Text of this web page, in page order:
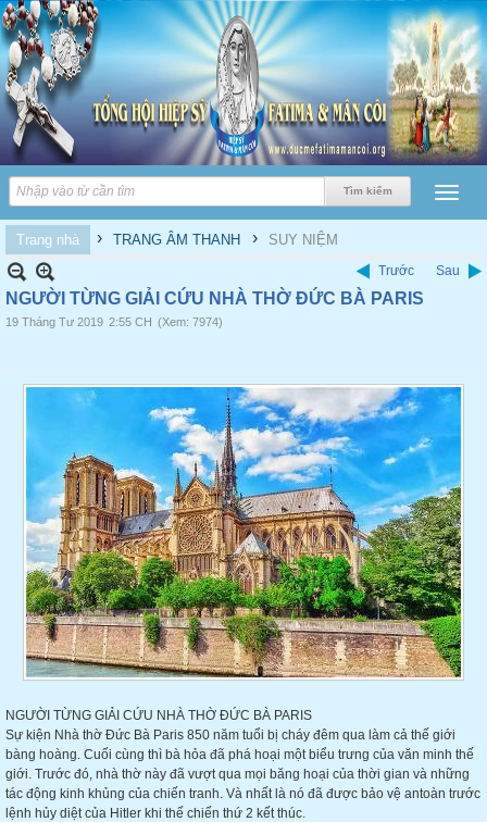
Trang nhà › TRANG ÂM THANH › SUY NIỆM
Trước Sau
NGƯỜI TỪNG GIẢI CỨU NHÀ THỜ ĐỨC BÀ PARIS
19 Tháng Tư 2019 2:55 CH (Xem: 7974)
NGƯỜI TỪNG GIẢI CỨU NHÀ THỜ ĐỨC BÀ PARIS
Sự kiện Nhà thờ Đức Bà Paris 850 năm tuổi bị cháy đêm qua làm cả thế giới
bàng hoàng. Cuối cùng thì bà hỏa đã phá hoại một biểu trưng của văn minh thế
giới. Trước đó, nhà thờ này đã vượt qua mọi băng hoại của thời gian và những
tác động kinh khủng của chiến tranh. Và nhất là nó đã được bảo vệ antoàn trước
lệnh hủy diệt của Hitler khi thế chiến thứ 2 kết thúc.